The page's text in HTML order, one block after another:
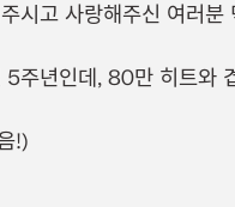
시고 사랑해주신 여러분
주년인데, 80만 히트와
!)